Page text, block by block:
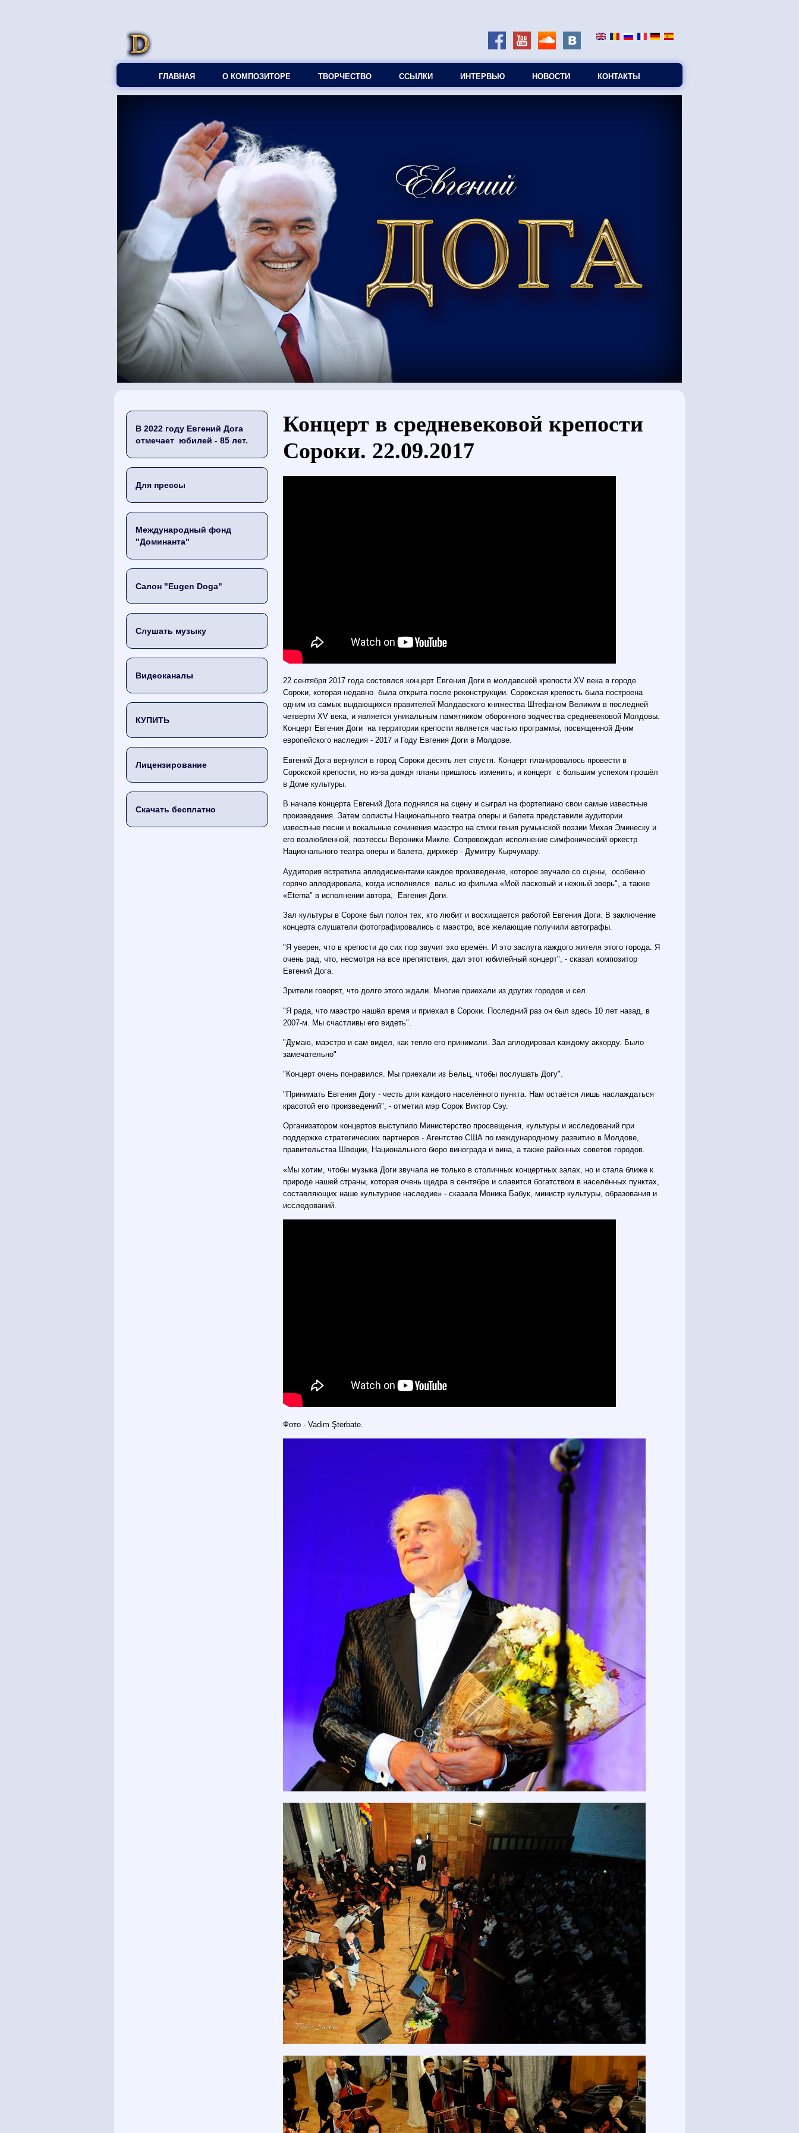
ГЛАВНАЯ О КОМПОЗИТОРЕ ТВОРЧЕСТВО ССЫЛКИ ИНТЕРВЬЮ НОВОСТИ КОНТАКТЫ
В 2022 году Евгений Дога
отмечает юбилей - 85 лет.
Для прессы
Международный фонд
"Доминанта"
Салон "Eugen Doga"
Слушать музыку
Видеоканалы
КУПИТЬ
Лицензирование
Скачать бесплатно
Вы здесь
Концерт в средневековой крепости
Сороки. 22.09.2017
22 сентября 2017 года состоялся концерт Евгения Доги в молдавской крепости XV века в городе
Сороки, которая недавно была открыта после реконструкции. Сорокская крепость была построена
одним из самых выдающихся правителей Молдавского княжества Штефаном Великим в последней
четверти XV века, и является уникальным памятником оборонного зодчества средневековой Молдовы.
Концерт Евгения Доги на территории крепости является частью программы, посвященной Дням
европейского наследия - 2017 и Году Евгения Доги в Молдове.
Евгений Дога вернулся в город Сороки десять лет спустя. Концерт планировалось провести в
Сорокской крепости, но из-за дождя планы пришлось изменить, и концерт с большим успехом прошёл
в Доме культуры.
В начале концерта Евгений Дога поднялся на сцену и сыграл на фортепиано свои самые известные
произведения. Затем солисты Национального театра оперы и балета представили аудитории
известные песни и вокальные сочинения маэстро на стихи гения румынской поэзии Михая Эминеску и
его возлюбленной, поэтессы Вероники Микле. Сопровождал исполнение симфонический оркестр
Национального театра оперы и балета, дирижёр - Думитру Кырчумару.
Аудитория встретила аплодисментами каждое произведение, которое звучало со сцены, особенно
горячо аплодировала, когда исполнялся вальс из фильма «Мой ласковый и нежный зверь", а также
«Eterna" в исполнении автора, Евгения Доги.
Зал культуры в Сороке был полон тех, кто любит и восхищается работой Евгения Доги. В заключение
концерта слушатели фотографировались с маэстро, все желающие получили автографы.
"Я уверен, что в крепости до сих пор звучит эхо времён. И это заслуга каждого жителя этого города. Я
очень рад, что, несмотря на все препятствия, дал этот юбилейный концерт", - сказал композитор
Евгений Дога.
Зрители говорят, что долго этого ждали. Многие приехали из других городов и сел.
"Я рада, что маэстро нашёл время и приехал в Сороки. Последний раз он был здесь 10 лет назад, в
2007-м. Мы счастливы его видеть".
"Думаю, маэстро и сам видел, как тепло его принимали. Зал аплодировал каждому аккорду. Было
замечательно"
"Концерт очень понравился. Мы приехали из Бельц, чтобы послушать Догу".
"Принимать Евгения Догу - честь для каждого населённого пункта. Нам остаётся лишь наслаждаться
красотой его произведений", - отметил мэр Сорок Виктор Сэу.
Организатором концертов выступило Министерство просвещения, культуры и исследований при
поддержке стратегических партнеров - Агентство США по международному развитию в Молдове,
правительства Швеции, Национального бюро винограда и вина, а также районных советов городов.
«Мы хотим, чтобы музыка Доги звучала не только в столичных концертных залах, но и стала ближе к
природе нашей страны, которая очень щедра в сентябре и славится богатством в населённых пунктах,
составляющих наше культурное наследие» - сказала Моника Бабук, министр культуры, образования и
исследований.
Фото - Vadim Şterbate.